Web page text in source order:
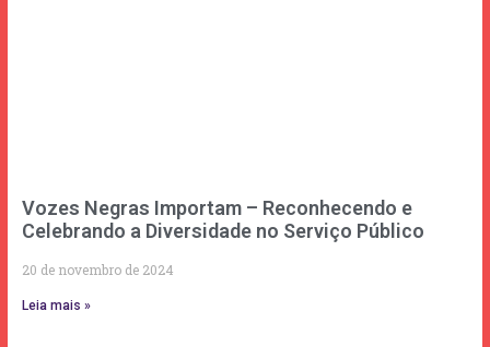
Vozes Negras Importam – Reconhecendo e
Celebrando a Diversidade no Serviço Público
20 de novembro de 2024
Leia mais »